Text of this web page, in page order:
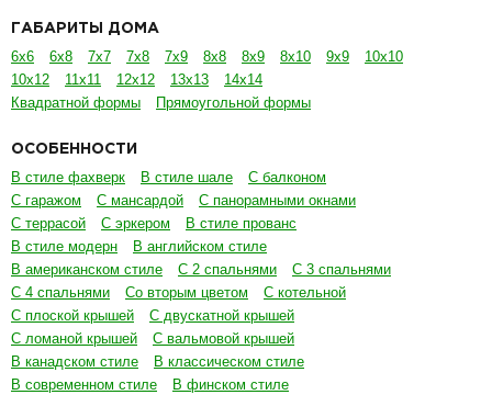
ГАБАРИТЫ ДОМА
6х6 6х8 7х7 7х8 7х9 8х8 8х9 8х10 9х9
10х10
10х12
11х11 12х12 13х13
14х14
Квадратной формы
Прямоугольной формы
ОСОБЕННОСТИ
В стиле фахверк В стиле шале
С балконом
С гаражом
С мансардой
С панорамными окнами
С террасой
С эркером
В стиле прованс
В стиле модерн
В английском стиле
В американском стиле
С 2 спальнями
С 3 спальнями
С 4 спальнями
Со вторым цветом
С котельной
С плоской крышей
С двускатной крышей
С ломаной крышей
С вальмовой крышей
В канадском стиле
В классическом стиле
В современном стиле
В финском стиле